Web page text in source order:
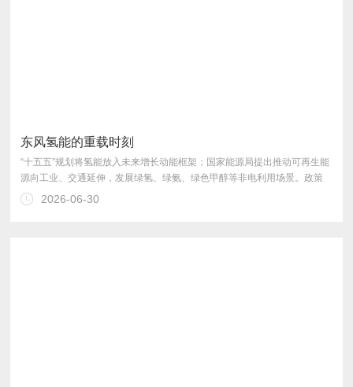
东风氢能的重载时刻
2026-06-30